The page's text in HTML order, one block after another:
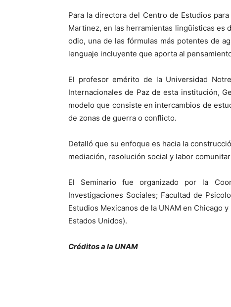
Para la directora del Centro de Estudios
Martínez, en las herramientas lingüísticas es
odio, una de las fórmulas más potentes de
lenguaje incluyente que aporta al
El profesor emérito de la Universidad
Internacionales de Paz de esta institución,
modelo que consiste en intercambios de
de zonas de guerra o conflicto.
Detalló que su enfoque es hacia la
mediación, resolución social y labor
El Seminario fue organizado por la
Investigaciones Sociales; Facultad de
Estudios Mexicanos de la UNAM en Chicago
Estados Unidos).
Créditos a la UNAM